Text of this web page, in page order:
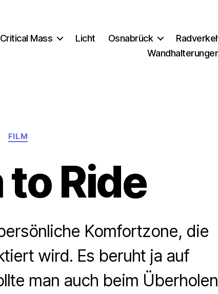
Critical Mass Licht Osnabrück
Kategorien
FILM
to Ride
Komfortzone, die
wird. Es beruht ja auf
man auch beim Überholen